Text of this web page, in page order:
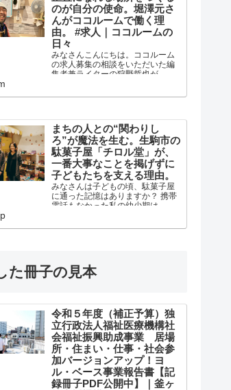
のが自分の使命。堀澤元さ
んがココルームで働く理
由。 #求人｜ココルームの
日々
みなさんこんにちは。ココルーム
の求人募集の相談をいただいた編
集者兼ライターの狩野哲也が、コ
つ人が広がればと思っています...
まちの人との“関わりし
ろ”が魔法を生む。生駒市の
駄菓子屋「チロル堂」が、
一番大事なことを掲げずに
子どもたちを支える理由。
みなさんは子どもの頃、駄菓子屋
に通った記憶はありますか？ 携帯
電話もなかった私の幼少期は、駄
た冊子の見本
令和５年度（補正予算）独
立行政法人福祉医療機構社
会福祉振興助成事業 居場
所・住まい・仕事・社会参
加バージョンアップ！ヨ
ル・ベース事業報告書【記
録冊子PDF公開中】｜釜ヶ